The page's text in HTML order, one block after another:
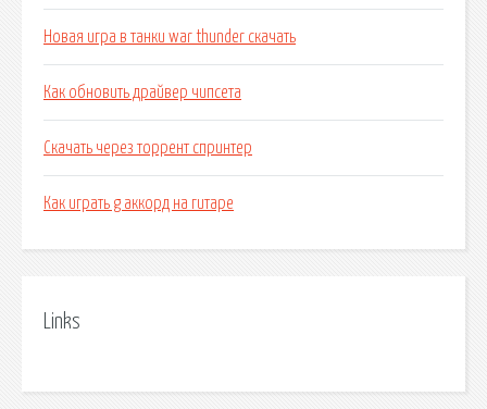
Новая игра в танки war thunder скачать
Как обновить драйвер чипсета
Скачать через торрент спринтер
Как играть g аккорд на гитаре
Links